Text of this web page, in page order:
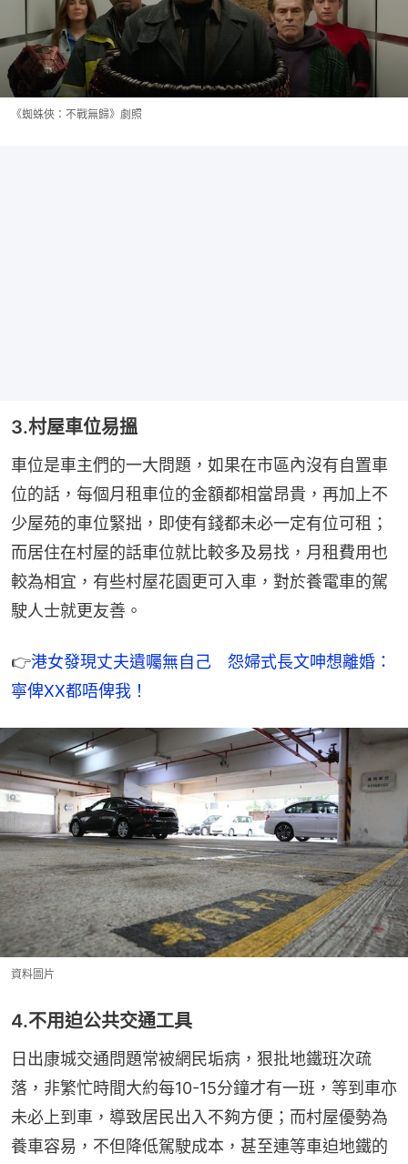
《蜘蛛俠：不戰無歸》劇照
3.村屋車位易搵
車位是車主們的一大問題，如果在市區內沒有自置車
位的話，每個月租車位的金額都相當昂貴，再加上不
少屋苑的車位緊拙，即使有錢都未必一定有位可租；
而居住在村屋的話車位就比較多及易找，月租費用也
較為相宜，有些村屋花園更可入車，對於養電車的駕
駛人士就更友善。
👉港女發現丈夫遺囑無自己　怨婦式長文呻想離婚：
寧俾XX都唔俾我！
資料圖片
4.不用迫公共交通工具
日出康城交通問題常被網民垢病，狠批地鐵班次疏
落，非繁忙時間大約每10-15分鐘才有一班，等到車亦
未必上到車，導致居民出入不夠方便；而村屋優勢為
養車容易，不但降低駕駛成本，甚至連等車迫地鐵的